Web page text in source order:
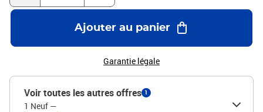
Ajouter au panier
Garantie légale
Voir toutes les autres offres 1
1 Neuf —